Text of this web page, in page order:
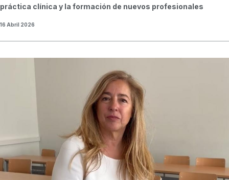
práctica clínica y la formación de nuevos profesionales
16 Abril 2026